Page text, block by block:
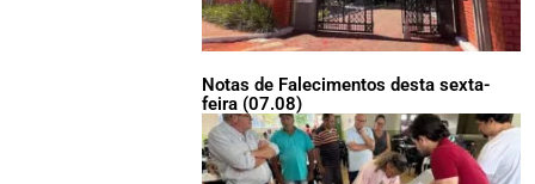
Notas de Falecimentos desta sexta-
feira (07.08)